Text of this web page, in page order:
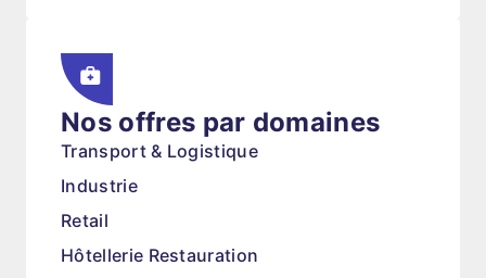
Nos offres par domaines
Transport & Logistique
Industrie
Retail
Hôtellerie Restauration